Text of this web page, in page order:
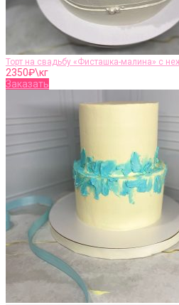
Торт на свадьбу «Фисташка-малина» с
2350₽\кг
Заказать